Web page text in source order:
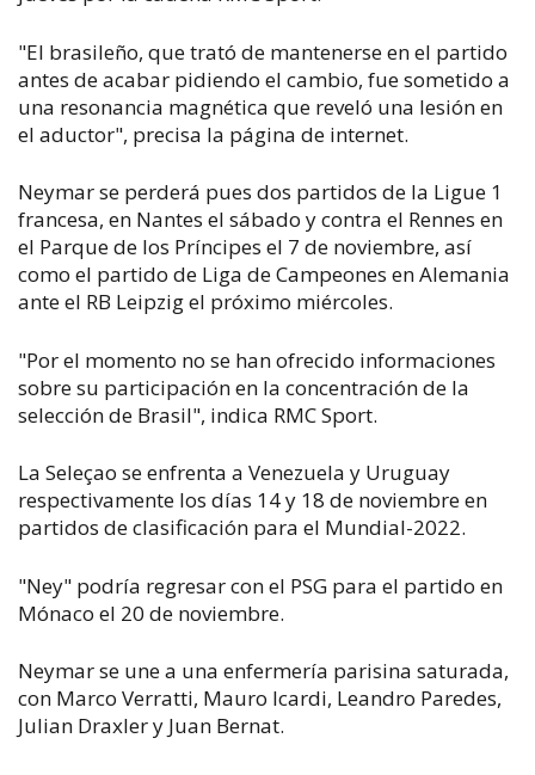
"El brasileño, que trató de mantenerse en el partido
antes de acabar pidiendo el cambio, fue sometido a
una resonancia magnética que reveló una lesión en
el aductor", precisa la página de internet.
Neymar se perderá pues dos partidos de la Ligue 1
francesa, en Nantes el sábado y contra el Rennes en
el Parque de los Príncipes el 7 de noviembre, así
como el partido de Liga de Campeones en Alemania
ante el RB Leipzig el próximo miércoles.
"Por el momento no se han ofrecido informaciones
sobre su participación en la concentración de la
selección de Brasil", indica RMC Sport.
La Seleçao se enfrenta a Venezuela y Uruguay
respectivamente los días 14 y 18 de noviembre en
partidos de clasificación para el Mundial-2022.
"Ney" podría regresar con el PSG para el partido en
Mónaco el 20 de noviembre.
Neymar se une a una enfermería parisina saturada,
con Marco Verratti, Mauro Icardi, Leandro Paredes,
Julian Draxler y Juan Bernat.